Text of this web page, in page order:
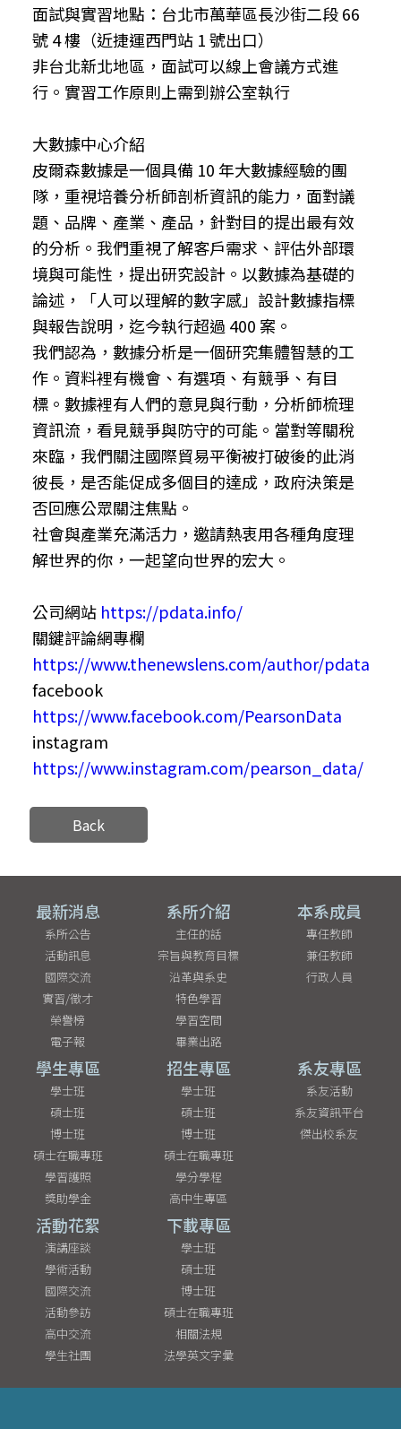
面試與實習地點：台北市萬華區長沙街二段 66
號 4 樓（近捷運西門站 1 號出口）
非台北新北地區，面試可以線上會議方式進
行。實習工作原則上需到辦公室執行
大數據中心介紹
皮爾森數據是一個具備 10 年大數據經驗的團
隊，重視培養分析師剖析資訊的能力，面對議
題、品牌、產業、產品，針對目的提出最有效
的分析。我們重視了解客戶需求、評估外部環
境與可能性，提出研究設計。以數據為基礎的
論述，「人可以理解的數字感」設計數據指標
與報告說明，迄今執行超過 400 案。
我們認為，數據分析是一個研究集體智慧的工
作。資料裡有機會、有選項、有競爭、有目
標。數據裡有人們的意見與行動，分析師梳理
資訊流，看見競爭與防守的可能。當對等關稅
來臨，我們關注國際貿易平衡被打破後的此消
彼長，是否能促成多個目的達成，政府決策是
否回應公眾關注焦點。
社會與產業充滿活力，邀請熱衷用各種角度理
解世界的你，一起望向世界的宏大。
公司網站 https://pdata.info/
關鍵評論網專欄
https://www.thenewslens.com/author/pdata
facebook
https://www.facebook.com/PearsonData
instagram
https://www.instagram.com/pearson_data/
Back
最新消息
系所公告
活動訊息
國際交流
實習/徵才
榮譽榜
電子報
系所介紹
主任的話
宗旨與教育目標
沿革與系史
特色學習
學習空間
畢業出路
本系成員
專任教師
兼任教師
行政人員
學生專區
學士班
碩士班
博士班
碩士在職專班
學習護照
獎助學金
招生專區
學士班
碩士班
博士班
碩士在職專班
學分學程
高中生專區
系友專區
系友活動
系友資訊平台
傑出校系友
活動花絮
演講座談
學術活動
國際交流
活動參訪
高中交流
學生社團
下載專區
學士班
碩士班
博士班
碩士在職專班
相關法規
法學英文字彙